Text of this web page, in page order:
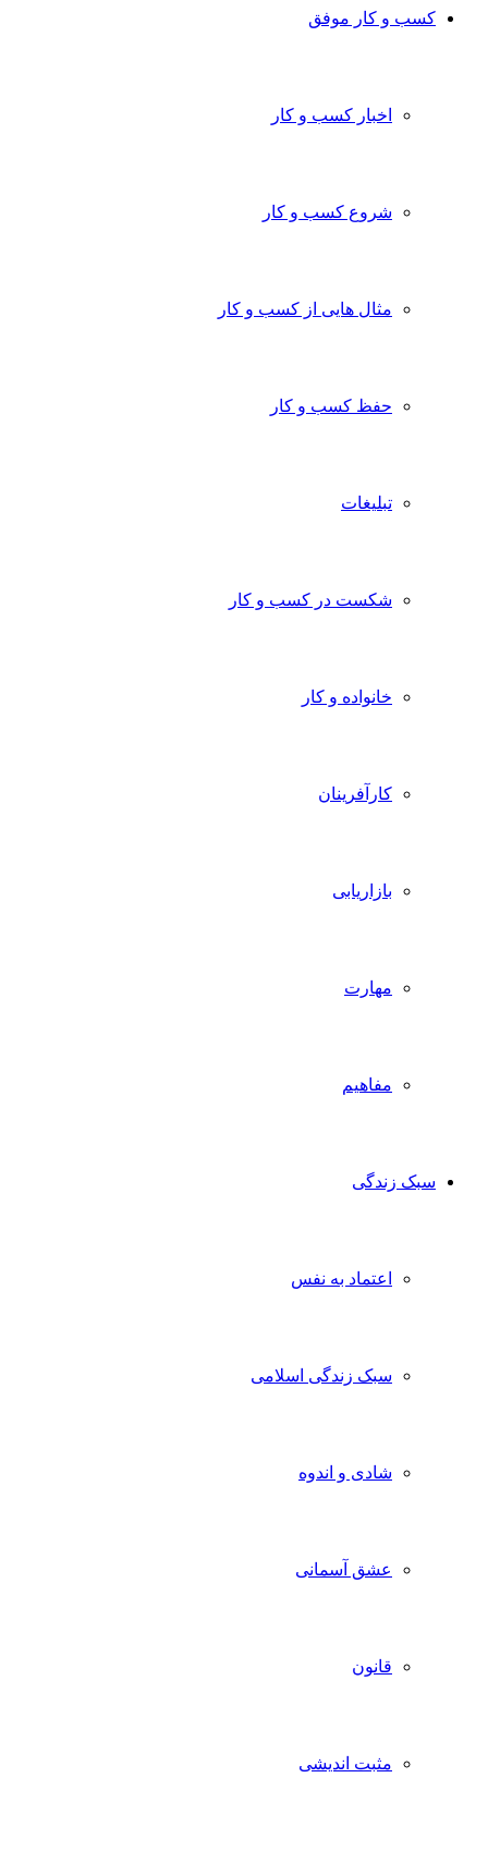
و کار موفق
اخبار کسب و کار
شروع کسب و کار
مثال هایی از کسب و کار
حفظ کسب و کار
تبلیغات
شکست در کسب و کار
خانواده و کار
کارآفرینان
بازاریابی
مهارت
مفاهیم
زندگی
اعتماد به نفس
سبک زندگی اسلامی
شادی و اندوه
عشق آسمانی
مثبت اندیشی